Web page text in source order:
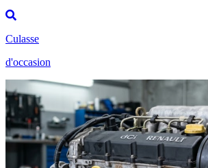
Culasse
d'occasion